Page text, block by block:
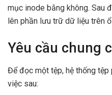
mục inode bằng không. Sau
lên phần lưu trữ dữ liệu trên
Yêu cầu chung
Để đọc một tệp, hệ thống
việc sau: